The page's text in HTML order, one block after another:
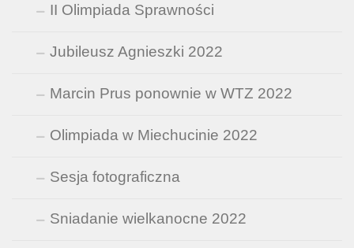
II Olimpiada Sprawności
Jubileusz Agnieszki 2022
Marcin Prus ponownie w WTZ 2022
Olimpiada w Miechucinie 2022
Sesja fotograficzna
Sniadanie wielkanocne 2022